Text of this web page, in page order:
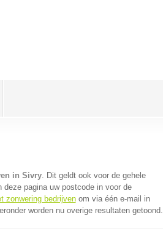
in Sivry. Dit geldt ook voor de gehele
deze pagina uw postcode in voor de
zonwering bedrijvenom via één e-mail in
worden nu overige resultaten getoond.